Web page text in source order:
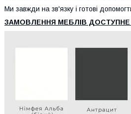
Ми завжди на зв'язку і готові
ЗАМОВЛЕННЯ МЕБЛІВ